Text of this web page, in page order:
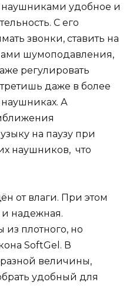
удобное и
С его
звонки, ставить на
шумоподавления,
регулировать
даже в более
А
на паузу при
наушников, что
от влаги. При этом
и надежная.
плотного, но
SoftGel. В
величины,
удобный для